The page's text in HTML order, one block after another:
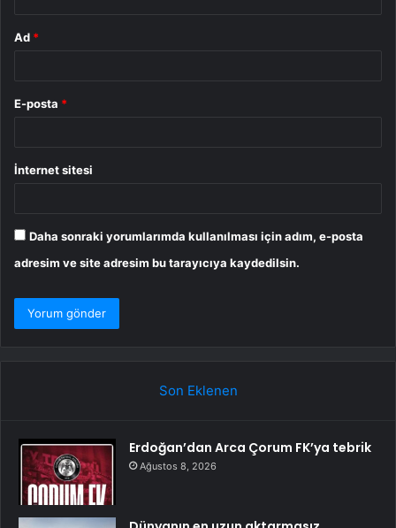
Ad *
E-posta *
İnternet sitesi
Daha sonraki yorumlarımda kullanılması için adım, e-posta
adresim ve site adresim bu tarayıcıya kaydedilsin.
Son Eklenen
Erdoğan’dan Arca Çorum FK’ya tebrik
Ağustos 8, 2026